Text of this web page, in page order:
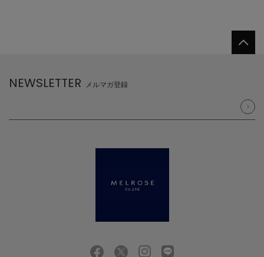
NEWSLETTER メルマガ登録